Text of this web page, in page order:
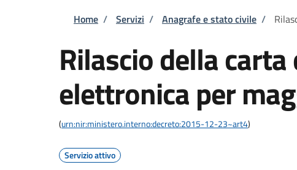
Briciole di pane
Home / Servizi / Anagrafe e stato civile /
Rilascio della
elettronica per
(urn:nir:ministero.interno:decreto:2015-12-23~art4)
Servizio attivo